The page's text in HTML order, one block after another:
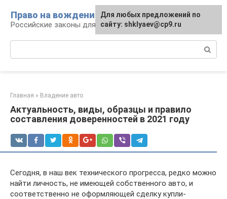
контенту
Право на вождение
Российские законы для автомобилистов
Главная » Владение авто
Актуальность, виды, образцы и правило
составления доверенностей в 2021 году
Сегодня, в наш век технического прогресса, редко можно
найти личность, не имеющей собственного авто, и
соответственно не оформляющей сделку купли-
Для любых предложений по
сайту: shklyaev@cp9.ru